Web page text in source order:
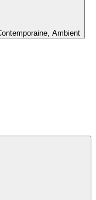
Ambient